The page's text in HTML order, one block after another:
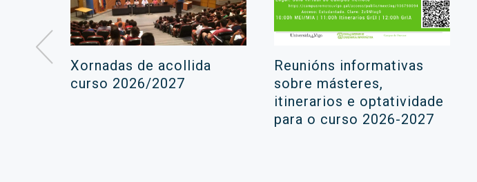
Xornadas de acollida
curso 2026/2027
Reunións informativas
sobre másteres,
itinerarios e optatividade
para o curso 2026-2027